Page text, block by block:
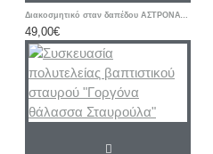
Διακοσμητικό σταν δαπέδου ΑΣΤΡΟΝΑΥΤΗΣ ΔΙΑΣΤΗΜΑ
49,00€